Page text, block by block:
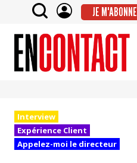
JE M'ABONNE
Interview
Expérience Client
Appelez-moi le directeur